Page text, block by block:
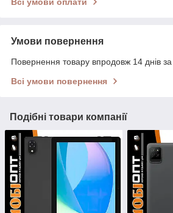
Умови повернення
Повернення товару впродовж 14 днів
Всі умови повернення
Подібні товари компанії